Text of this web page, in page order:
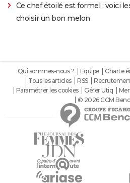
Ce chef étoilé est formel : voici
choisir un bon melon
Qui sommes-nous ? Equipe Charte
Tous les articles
RSS
Paramétrer les cookies
Gérer Utiq
© 2026 CCM